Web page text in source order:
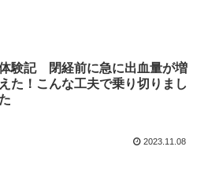
験記 閉経前に急に出血量が増
えた！こんな工夫で乗り切りまし
た
2023.11.08